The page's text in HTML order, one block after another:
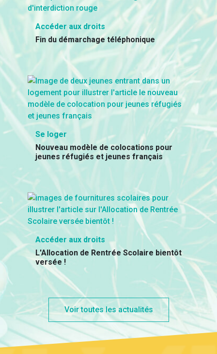
Accéder aux droits
Fin du démarchage téléphonique
Se loger
Nouveau modèle de colocations pour
jeunes réfugiés et jeunes français
Accéder aux droits
L'Allocation de Rentrée Scolaire bientôt
versée !
Voir toutes les actualités